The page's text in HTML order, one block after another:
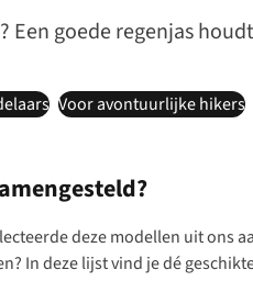
Een goede regenjas
Voor avontuurlijke hikers
deze modellen uit ons
In deze lijst vind je dé